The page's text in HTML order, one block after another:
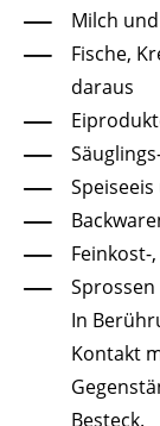
Milch
Fische,
daraus
In
Kontakt
Besteck.